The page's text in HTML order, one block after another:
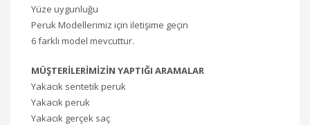
Yüze uygunluğu
Peruk Modellerimiz için iletişime geçin
6 farklı model mevcuttur.
MÜŞTERİLERİMİZİN YAPTIĞI ARAMALAR
Yakacık sentetik peruk
Yakacık peruk
Yakacık gerçek saç